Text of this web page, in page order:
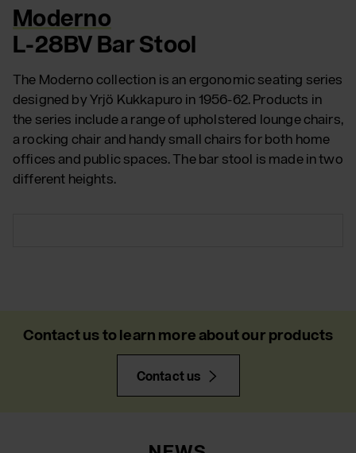
Moderno
L-28BV Bar Stool
The Moderno collection is an ergonomic seating series
designed by Yrjö Kukkapuro in 1956-62. Products in
the series include a range of upholstered lounge chairs,
a rocking chair and handy small chairs for both home
offices and public spaces. The bar stool is made in two
different heights.
Contact us to learn more about our products
Contact us